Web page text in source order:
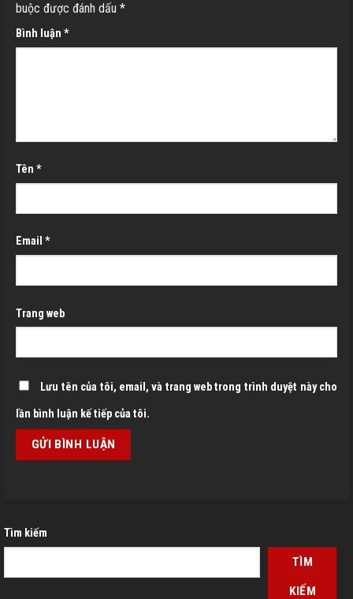
buộc được đánh dấu *
Bình luận *
Tên *
Email *
Trang web
Lưu tên của tôi, email, và trang web trong trình duyệt này cho
lần bình luận kế tiếp của tôi.
Tìm kiếm
TÌM
KIẾM